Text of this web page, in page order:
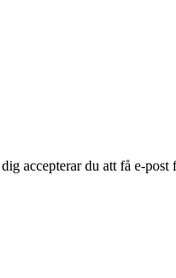
accepterar du att få e-